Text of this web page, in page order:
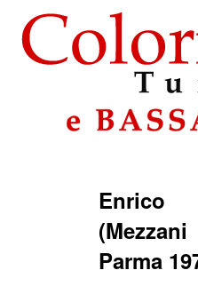
Enrico
Parma